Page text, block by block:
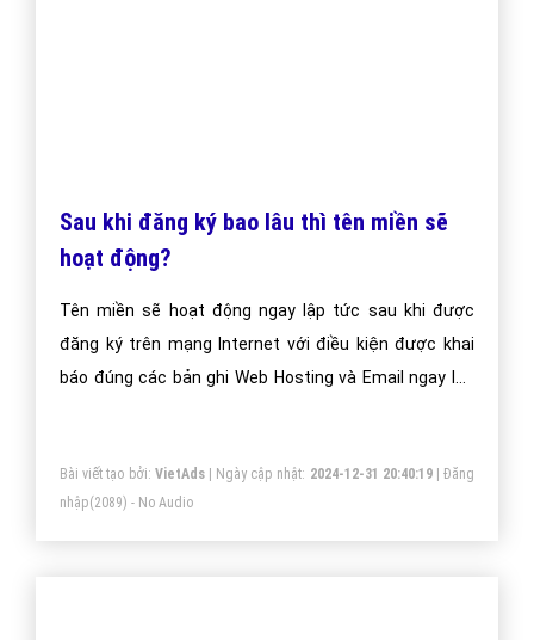
Sau khi đăng ký bao lâu thì tên miền sẽ
hoạt động?
Tên miền sẽ hoạt động ngay lập tức sau khi được
đăng ký trên mạng Internet với điều kiện được khai
báo đúng các bản ghi Web Hosting và Email ngay lúc
Bài viết tạo bởi: VietAds| Ngày cập nhật: 2024-12-31 20:40:19|Đăng
nhập(2089) - No Audio